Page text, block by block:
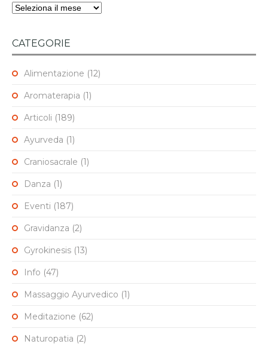
Archivi
CATEGORIE
Alimentazione (12)
Aromaterapia (1)
Articoli (189)
Ayurveda (1)
Craniosacrale (1)
Danza (1)
Eventi (187)
Gravidanza (2)
Gyrokinesis (13)
Info (47)
Massaggio Ayurvedico (1)
Meditazione (62)
Naturopatia (2)